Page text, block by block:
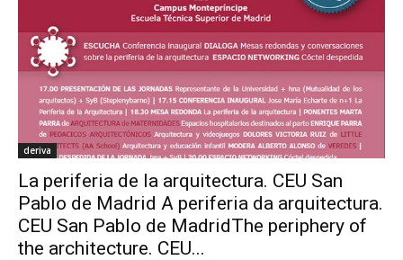
deriva
La periferia de la arquitectura. CEU San
Pablo de Madrid A periferia da arquitectura.
CEU San Pablo de MadridThe periphery of
the architecture. CEU...